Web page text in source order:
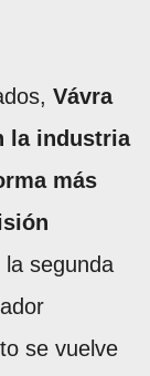
Vávra
la industria
más
segunda
se vuelve